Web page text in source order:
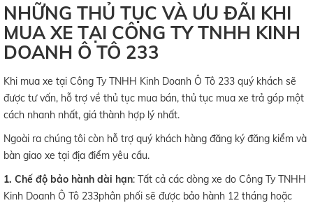
NHỮNG THỦ TỤC VÀ ƯU ĐÃI KHI
MUA XE TẠI CÔNG TY TNHH KINH
DOANH Ô TÔ 233
Khi mua xe tại Công Ty TNHH Kinh Doanh Ô Tô 233 quý khách sẽ
được tư vấn, hỗ trợ về thủ tục mua bán, thủ tục mua xe trả góp một
cách nhanh nhất, giá thành hợp lý nhất.
Ngoài ra chúng tôi còn hỗ trợ quý khách hàng đăng ký đăng kiểm và
bàn giao xe tại địa điểm yêu cầu.
1. Chế độ bảo hành dài hạn: Tất cả các dòng xe do Công Ty TNHH
Kinh Doanh Ô Tô 233phân phối sẽ được bảo hành 12 tháng hoặc